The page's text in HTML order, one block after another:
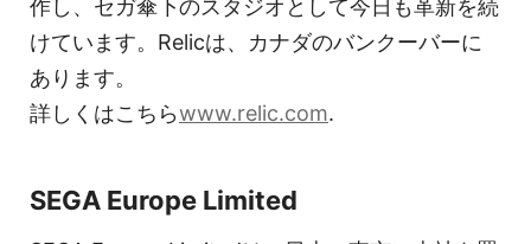
作し、セガ傘下のスタジオとして今日も革新を続
けています。Relicは、カナダのバンクーバーに
あります。
詳しくはこちらwww.relic.com.
SEGA Europe Limited